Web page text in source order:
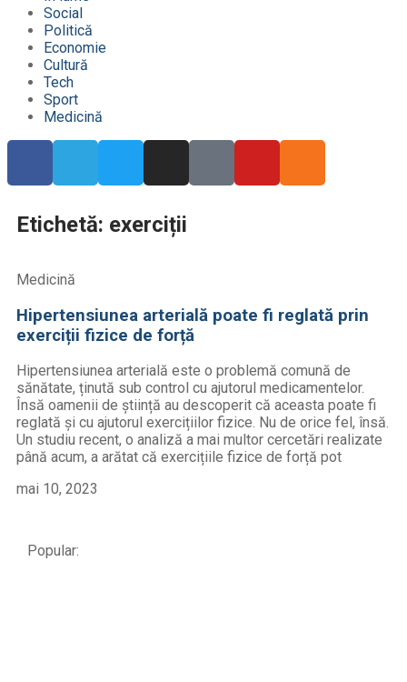
Social
Politică
Economie
Cultură
Tech
Sport
Medicină
Etichetă: exerciții
Medicină
Hipertensiunea arterială poate fi reglată prin
exerciții fizice de forță
Hipertensiunea arterială este o problemă comună de
sănătate, ținută sub control cu ajutorul medicamentelor.
Însă oamenii de știință au descoperit că aceasta poate fi
reglată și cu ajutorul exercițiilor fizice. Nu de orice fel, însă.
Un studiu recent, o analiză a mai multor cercetări realizate
până acum, a arătat că exercițiile fizice de forță pot
mai 10, 2023
Popular: